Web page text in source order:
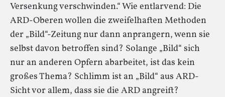
Versenkung verschwinden.“ Wie entlarvend: Die
ARD-Oberen wollen die zweifelhaften Methoden
der „Bild“-Zeitung nur dann anprangern, wenn sie
selbst davon betroffen sind? Solange „Bild“ sich
nur an anderen Opfern abarbeitet, ist das kein
großes Thema? Schlimm ist an „Bild“ aus ARD-
Sicht vor allem, dass sie die ARD angreift?